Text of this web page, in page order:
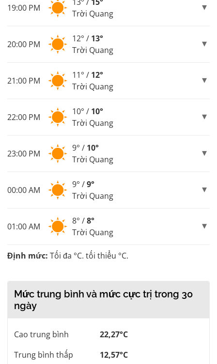
19:00 PM
Trời Quang
20:00 PM
12° / 13°
Trời Quang
21:00 PM
11° / 12°
Trời Quang
22:00 PM
10° / 10°
Trời Quang
23:00 PM
9° / 10°
Trời Quang
00:00 AM
9° /9°
Trời Quang
01:00 AM
8° /8°
Trời Quang
Định mức: Tối đa °C. tối thiểu °C.
Mức trung bình và mức cực trị trong 30
ngày
Cao trung bình
22,27°C
Trung bình thấp
12,57°C